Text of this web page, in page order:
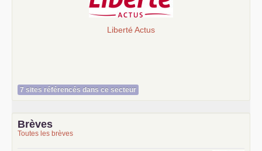
Liberté Actus
7 sites référencés dans ce secteur
Brèves
Toutes les brèves